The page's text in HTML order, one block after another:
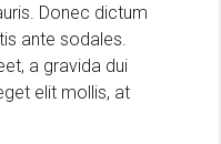
Donec dictum
ante sodales.
a gravida dui
elit mollis, at